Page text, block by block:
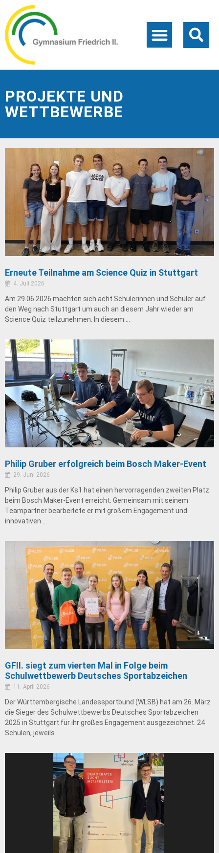
PROJEKTE UND
WETTBEWERBE
Erneute Teilnahme am Science Quiz in Stuttgart
4. Juli 2026
Am 29.06.2026 machten sich acht Schülerinnen und Schüler auf
den Weg nach Stuttgart um auch an diesem Jahr wieder am
Science Quiz teilzunehmen. In diesem …
Philip Gruber erfolgreich beim Bosch Maker-Event
29. Juni 2026
Philip Gruber aus der Ks1 hat einen hervorragenden zweiten Platz
beim Bosch Maker-Event erreicht. Gemeinsam mit seinem
Teampartner bearbeitete er mit großem Engagement und
innovativen …
GFII. siegt zum vierten Mal in Folge beim
Schulwettbewerb Deutsches Sportabzeichen
11. April 2026
Der Württembergische Landessportbund (WLSB) hat am 26. März
die Sieger des Schulwettbewerbs Deutsches Sportabzeichen
2025 in Stuttgart für ihr großes Engagement ausgezeichnet. 24
Schulen, jeweils …